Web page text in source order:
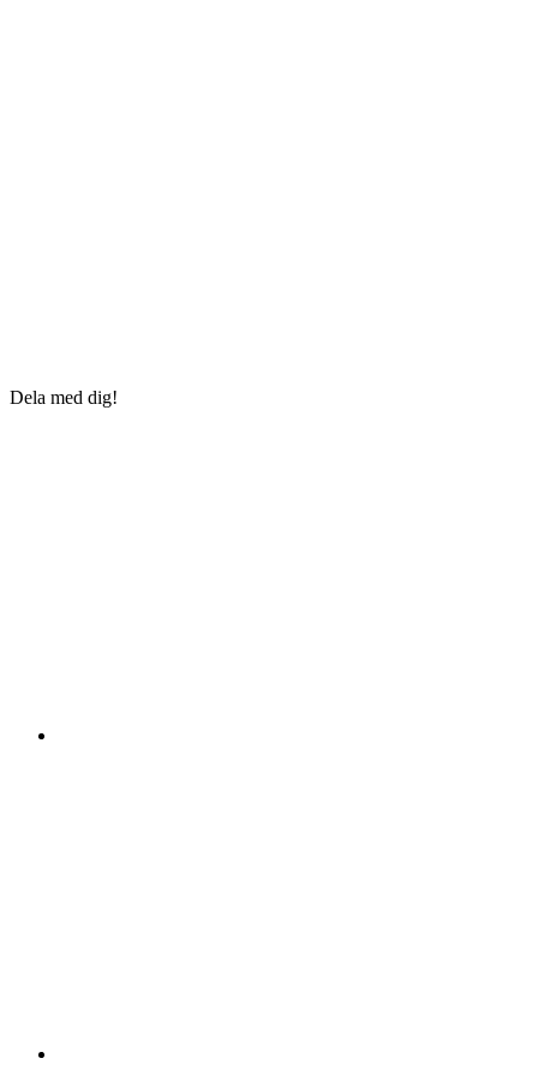
Dela med dig!